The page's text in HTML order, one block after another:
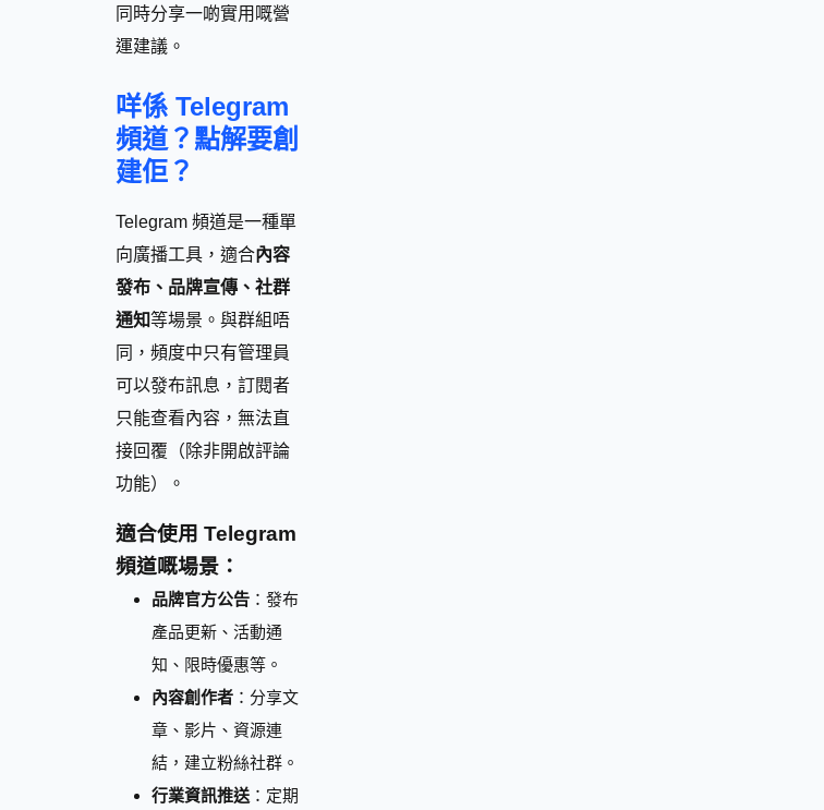
同時分享一啲實用嘅營
運建議。
咩係 Telegram
頻道？點解要創
建佢？
Telegram 頻道是一種單
向廣播工具，適合內容
發布、品牌宣傳、社群
通知等場景。與群組唔
同，頻度中只有管理員
可以發布訊息，訂閱者
只能查看內容，無法直
接回覆（除非開啟評論
功能）。
適合使用 Telegram
頻道嘅場景：
品牌官方公告：發布
產品更新、活動通
知、限時優惠等。
內容創作者：分享文
章、影片、資源連
結，建立粉絲社群。
行業資訊推送：定期